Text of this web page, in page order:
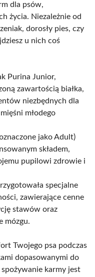
dla psów,
życia. Niezależnie od
dorosły pies, czy
u nich coś
Purina Junior,
zawartością białka,
niezbędnych dla
młodego
jako Adult)
składem,
pupilowi zdrowie i
specjalne
zawierające cenne
stawów oraz
mózgu.
Twojego psa podczas
dopasowanymi do
karmy jest